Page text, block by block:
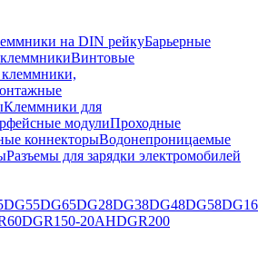
на DIN рейкуБарьерные
Винтовые
Клеммники для
модулиПроходные
коннекторыВодонепроницаемые
Разъемы для зарядки электромобилей
DG55DG65DG28DG38DG48DG58DG16
DGR150-20AHDGR200